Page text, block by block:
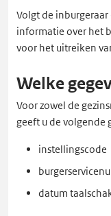
Volgt de
informatie over het
voor het uitreiken
Welke
Voor zowel de
geeft u de volgende
instellingscode
datum